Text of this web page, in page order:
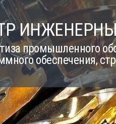
промышленного
обеспечения,